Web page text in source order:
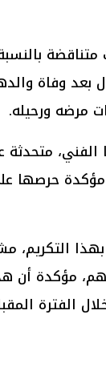
وفاة
مرضه ورحيله.
الفني، متحدثة
مؤكدة حرصها
التكريم،
مؤكدة أن
الفترة